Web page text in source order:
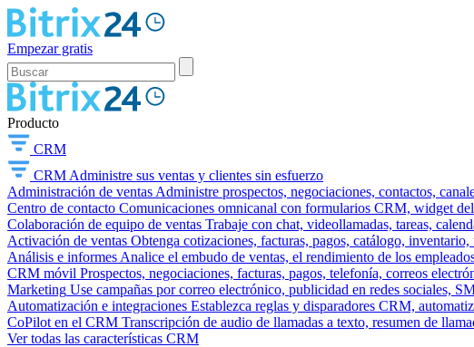
Empezar gratis
Producto
CRM
CRM Administre sus ventas y clientes sin esfuerzo
Administración de ventas Administre prospectos, negociaciones, contactos,
Centro de contacto Comunicaciones omnicanal con formularios CRM, widget
Colaboración de equipo de ventas Trabaje con chat, videollamadas, tareas,
Activación de ventas Obtenga cotizaciones, facturas, pagos, catálogo,
Análisis e informes Analice el embudo de ventas, el rendimiento de los
CRM móvil Prospectos, negociaciones, facturas, pagos, telefonía, correos
Marketing Use campañas por correo electrónico, publicidad en redes sociales,
Automatización e integraciones Establezca reglas y disparadores CRM,
CoPilot en el CRM Transcripción de audio de llamadas a texto, resumen de
Ver todas las características CRM